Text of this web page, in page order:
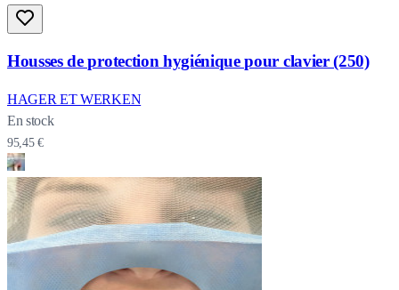
Housses de protection hygiénique pour clavier (250)
HAGER ET WERKEN
En stock
95,45 €